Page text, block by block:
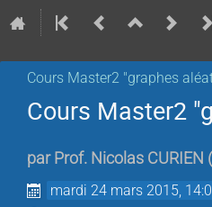
Cours Master2 "graphes
Cours Master2
par Prof. Nicolas CURIEN (
mardi 24 mars 2015,